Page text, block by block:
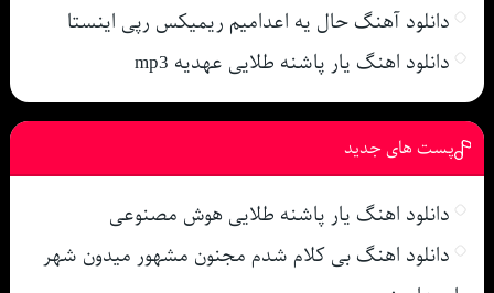
دانلود آهنگ حال یه اعدامیم ریمیکس رپی اینستا
دانلود اهنگ یار پاشنه طلایی عهدیه mp3
پست های جدید
دانلود اهنگ یار پاشنه طلایی هوش مصنوعی
دانلود اهنگ بی کلام شدم مجنون مشهور میدون شهر